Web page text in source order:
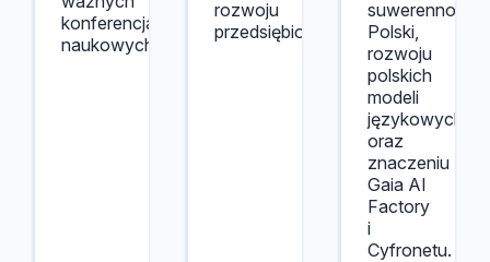
konferencjach
naukowych.
rozwoju
przedsiębiorstw.
suwerennosci
Polski,
rozwoju
polskich
modeli
językowych
oraz
znaczeniu
Gaia AI
Factory
i
Cyfronetu.